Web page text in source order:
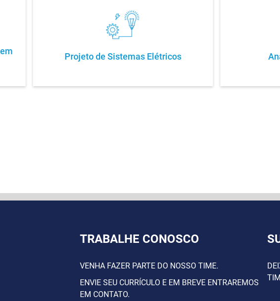
Projeto de Sistemas Elétricos
TRABALHE CONOSCO
VENHA FAZER PARTE DO NOSSO TIME.
ENVIE SEU CURRÍCULO E EM BREVE ENTRAREMOS
EM CONTATO.